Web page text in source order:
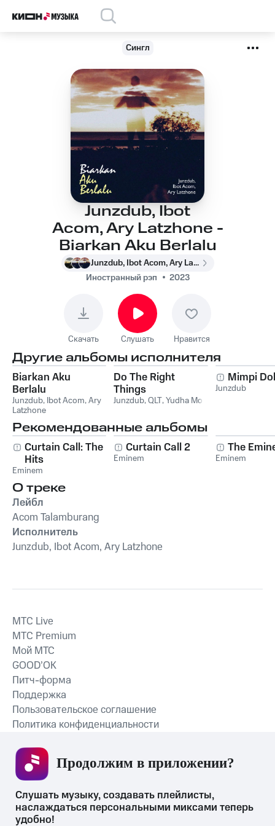
Сингл
Junzdub, Ibot
Acom, Ary Latzhone -
Biarkan Aku Berlalu
Junzdub, Ibot Acom, Ary Latzhone
Иностранный рэп
2023
Скачать Слушать Нравится
Другие альбомы исполнителя
Biarkan Aku
Berlalu
Junzdub, Ibot Acom,Ary
Latzhone
Do The Right
Things
Junzdub,QLT,Yudha Moc
Mimpi
Junzdub
Рекомендованные альбомы
Curtain Call: The
Hits
Eminem
Curtain Call 2
Eminem
The
Eminem
О треке
Лейбл
Acom Talamburang
Исполнитель
Junzdub, Ibot Acom, Ary Latzhone
СКАЧАТЬ ПРИЛОЖЕНИЕ
MTС Live
MTС Premium
Мой МТС
GOOD’OK
Питч-форма
Поддержка
Пользовательское соглашение
Политика конфиденциальности
Продолжим в приложении?
Слушать музыку, создавать плейлисты,
наслаждаться персональными миксами теперь
удобно!